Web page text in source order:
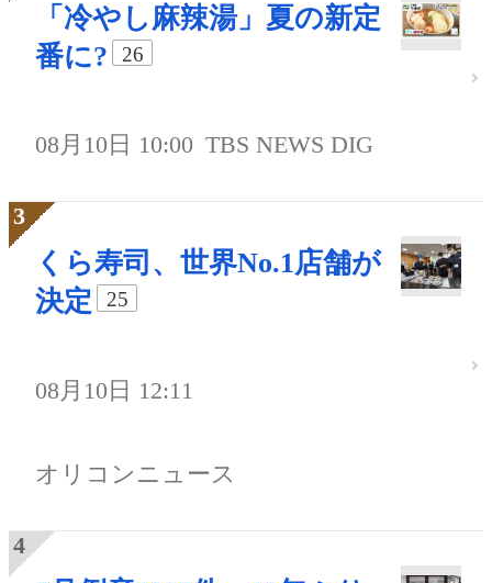
「冷やし麻辣湯」夏の新定
番に?
26
08月10日 10:00 TBS NEWS DIG
くら寿司、世界No.1店舗が
決定
25
08月10日 12:11
オリコンニュース